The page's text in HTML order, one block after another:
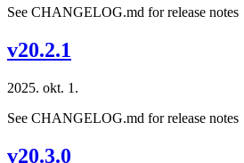
See CHANGELOG.md for release notes
v20.2.1
2025. okt. 1.
See CHANGELOG.md for release notes
v20.3.0